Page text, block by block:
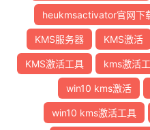
heukmsactivator官网下
KMS服务器 KMS激活
KMS激活工具 kms激活
win10 kms激活
win10 kms激活工具